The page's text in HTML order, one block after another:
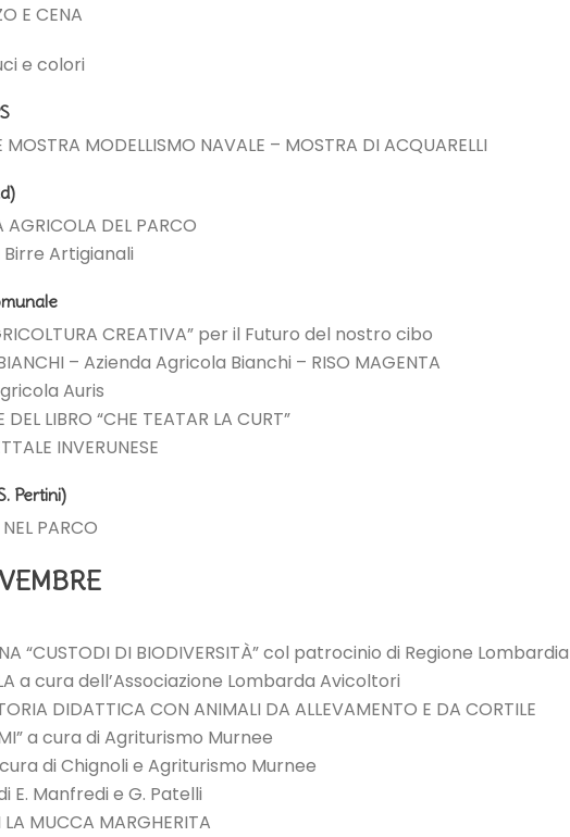
E CENA
e colori
MODELLISMO NAVALE – MOSTRA DI ACQUARELLI
DEL PARCO
Artigianali
CREATIVA” per il Futuro del nostro cibo
– Azienda Agricola Bianchi – RISO MAGENTA
Auris
LIBRO “CHE TEATAR LA CURT”
INVERUNESE
Pertini)
PARCO
“CUSTODI DI BIODIVERSITÀ” col patrocinio di Regione Lombardia
a cura dell’Associazione Lombarda Avicoltori
DIDATTICA CON ANIMALI DA ALLEVAMENTO E DA CORTILE
a cura di Agriturismo Murnee
cura di Chignoli e Agriturismo Murnee
E. Manfredi e G. Patelli
MUCCA MARGHERITA